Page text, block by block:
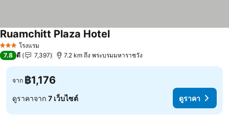
3 ดาว โรงแรม
Ruamchitt Plaza Hotel
7.8 ดี 7,397 7.2 km ถึง พระบรมมหาราชวัง
จาก ฿1,176
ดูราคาจาก 7 เว็บไซต์ ดูราคา